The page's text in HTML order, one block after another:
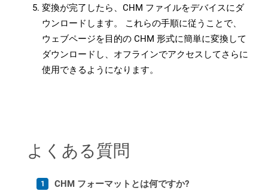
変換が完了したら、CHM ファイルをデバイスにダ
ウンロードします。 これらの手順に従うことで、
ウェブページを目的の CHM 形式に簡単に変換して
ダウンロードし、オフラインでアクセスしてさらに
使用できるようになります。
よくある質問
CHM フォーマットとは何ですか?